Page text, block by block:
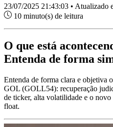
23/07/2025 21:43:03 • Atualizado
10 minuto(s) de leitura
O que está
Entenda de forma
Entenda de forma clara e objetiva
GOL (GOLL54): recuperação
de ticker, alta volatilidade e o
float.